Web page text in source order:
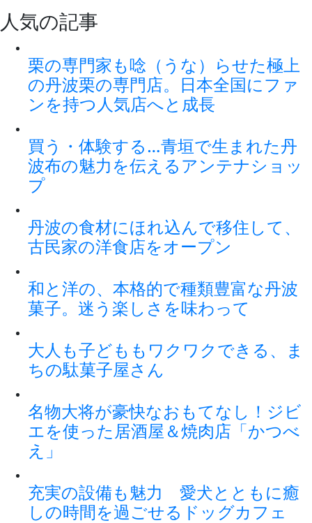
人気の記事
栗の専門家も唸（うな）らせた極上
の丹波栗の専門店。日本全国にファ
ンを持つ人気店へと成長
買う・体験する…青垣で生まれた丹
波布の魅力を伝えるアンテナショッ
プ
丹波の食材にほれ込んで移住して、
古民家の洋食店をオープン
和と洋の、本格的で種類豊富な丹波
菓子。迷う楽しさを味わって
大人も子どももワクワクできる、ま
ちの駄菓子屋さん
名物大将が豪快なおもてなし！ジビ
エを使った居酒屋＆焼肉店「かつべ
え」
充実の設備も魅力 愛犬とともに癒
しの時間を過ごせるドッグカフェ